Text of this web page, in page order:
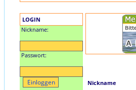
LOGIN
Nickname:
Passwort:
Nickname